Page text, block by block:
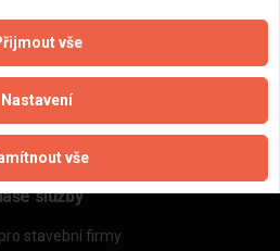
souborů cookie
tabulky online
služby
stavební firmy
vše
Nastavení
vše